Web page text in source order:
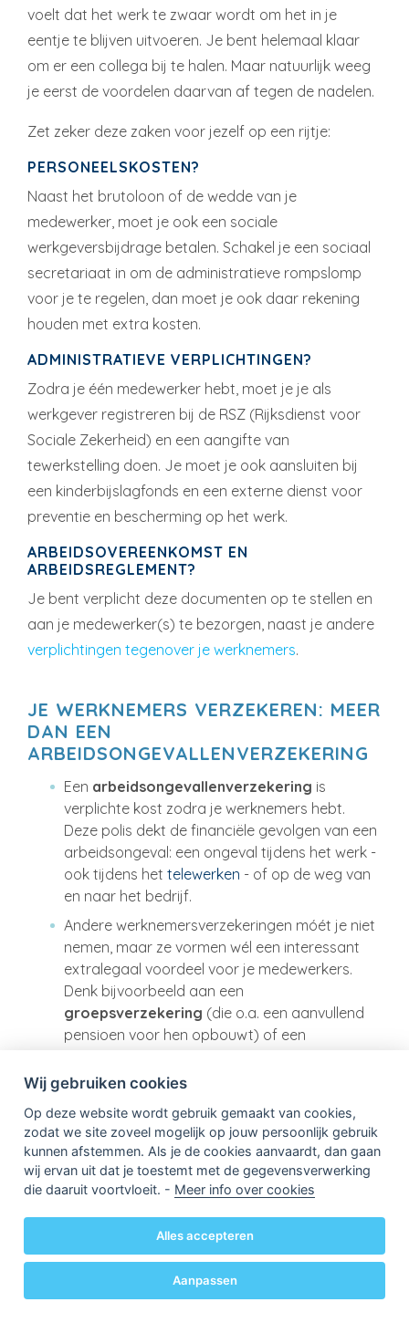
voelt dat het werk te zwaar wordt om het in je
eentje te blijven uitvoeren. Je bent helemaal klaar
om er een collega bij te halen. Maar natuurlijk weeg
je eerst de voordelen daarvan af tegen de nadelen.
Zet zeker deze zaken voor jezelf op een rijtje:
PERSONEELSKOSTEN?
Naast het brutoloon of de wedde van je
medewerker, moet je ook een sociale
werkgeversbijdrage betalen. Schakel je een sociaal
secretariaat in om de administratieve rompslomp
voor je te regelen, dan moet je ook daar rekening
houden met extra kosten.
ADMINISTRATIEVE VERPLICHTINGEN?
Zodra je één medewerker hebt, moet je je als
werkgever registreren bij de RSZ (Rijksdienst voor
Sociale Zekerheid) en een aangifte van
tewerkstelling doen. Je moet je ook aansluiten bij
een kinderbijslagfonds en een externe dienst voor
preventie en bescherming op het werk.
ARBEIDSOVEREENKOMST EN
ARBEIDSREGLEMENT?
Je bent verplicht deze documenten op te stellen en
aan je medewerker(s) te bezorgen, naast je andere
verplichtingen tegenover je werknemers.
JE WERKNEMERS VERZEKEREN: MEER
DAN EEN
ARBEIDSONGEVALLENVERZEKERING
Een arbeidsongevallenverzekering is
verplichte kost zodra je werknemers hebt.
Deze polis dekt de financiële gevolgen van een
arbeidsongeval: een ongeval tijdens het werk -
ook tijdens het telewerken - of op de weg van
en naar het bedrijf.
Andere werknemersverzekeringen móét je niet
nemen, maar ze vormen wél een interessant
extralegaal voordeel voor je medewerkers.
Denk bijvoorbeeld aan een
groepsverzekering (die o.a. een aanvullend
pensioen voor hen opbouwt) of een
Wanneer maak je van je
eenmanszaak een
vennootschap?
Wij gebruiken cookies
Op deze website wordt gebruik gemaakt van cookies,
zodat we site zoveel mogelijk op jouw persoonlijk gebruik
kunnen afstemmen. Als je de cookies aanvaardt, dan gaan
wij ervan uit dat je toestemt met de gegevensverwerking
die daaruit voortvloeit. - Meer info over cookies
Alles accepteren
Aanpassen